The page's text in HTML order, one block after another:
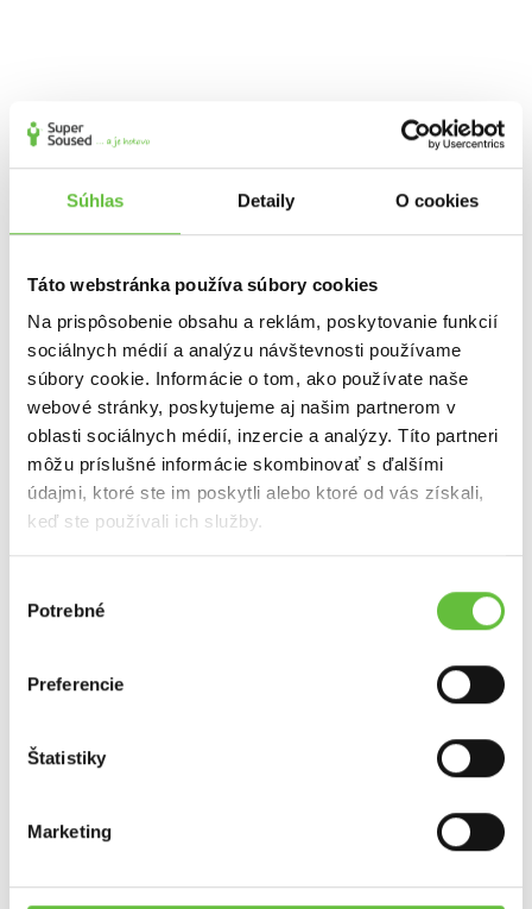
Súhlas Detaily O cookies
Táto webstránka používa súbory cookies
Na prispôsobenie obsahu a reklám, poskytovanie funkcií
sociálnych médií a analýzu návštevnosti používame
súbory cookie. Informácie o tom, ako používate naše
webové stránky, poskytujeme aj našim partnerom v
oblasti sociálnych médií, inzercie a analýzy. Títo partneri
môžu príslušné informácie skombinovať s ďalšími
údajmi, ktoré ste im poskytli alebo ktoré od vás získali,
keď ste používali ich služby.
súhlasu
Potrebné
Preferencie
Štatistiky
Marketing
Záhradné práce a údržba okolo domu
Upratovanie a domáce práce